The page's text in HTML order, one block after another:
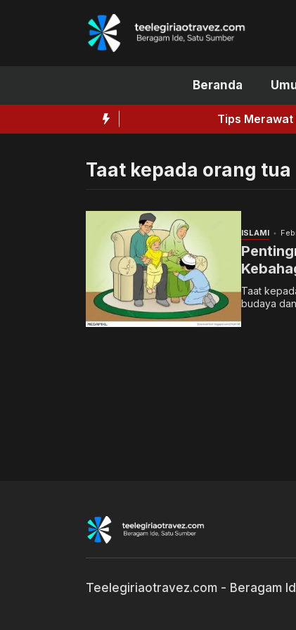
Beranda
Tips Merawat Ketiak untuk
Taat kepada orang tua
ISLAMI
Taat
budaya
Teelegiriaotravez.com - Beragam